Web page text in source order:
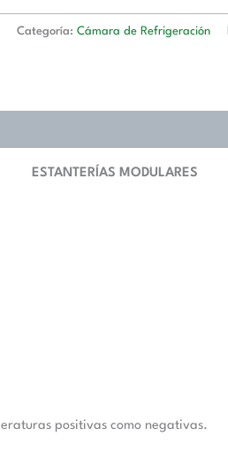
Categoría:Cámara de Refrigeración
ESTANTERÍAS MODULARES
positivas como negativas.